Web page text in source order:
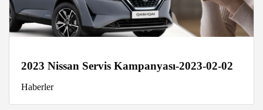
2023 Nissan Servis Kampanyası-2023-02-02
Haberler